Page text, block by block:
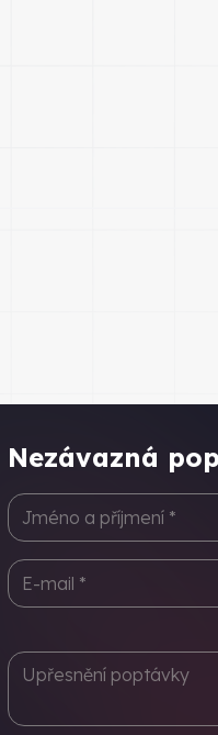
Nezávazná